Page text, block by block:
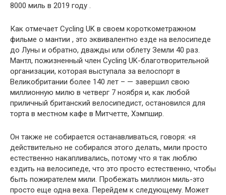
8000 миль в 2019 году .
Как отмечает Cycling UK в своем короткометражном
фильме о мантии , это эквивалентно езде на велосипеде
до Луны и обратно, дважды или облету Земли 40 раз.
Мантл, пожизненный член Cycling UK-благотворительной
организации, которая выступала за велоспорт в
Великобритании более 140 лет – — завершил свою
миллионную милю в четверг 7 ноября и, как любой
приличный британский велосипедист, остановился для
торта в местном кафе в Митчетте, Хэмпшир.
Он также не собирается останавливаться, говоря: «я
действительно не собирался этого делать, мили просто
естественно накапливались, потому что я так люблю
ездить на велосипеде, что это просто естественно, чтобы
быть пожирателем мили. Пробежать миллион миль-это
просто еще одна веха. Перейдем к следующему. Может